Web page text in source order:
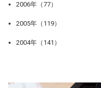
2006年（77）
2005年（119）
2004年（141）